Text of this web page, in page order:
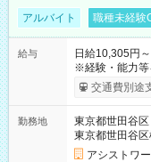
アルバイト 職種未経験
給与
日給10,305円
※経験・能力等を
間】試用期間
交通費別途
勤務地
東京都世田谷区
東京都世田谷
アシストワ